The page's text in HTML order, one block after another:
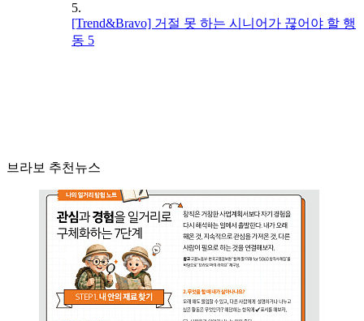
5.
[Trend&Bravo] 거절 못 하는 시니어가 끊어야 할 행
동 5
브라보 추천뉴스